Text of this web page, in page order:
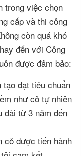
trong việc chọn
cấp và thi công
còn quá khó
đến với Công
được đảm bảo:
tạo đạt tiêu chuẩn
như cỏ tự nhiên
dài từ 3 năm đến
cỏ được tiến hành